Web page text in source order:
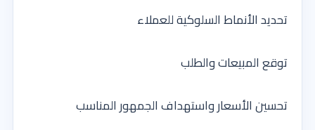
تحديد الأنماط السلوكية للعملاء
توقع المبيعات والطلب
تحسين الأسعار واستهداف الجمهور المناسب